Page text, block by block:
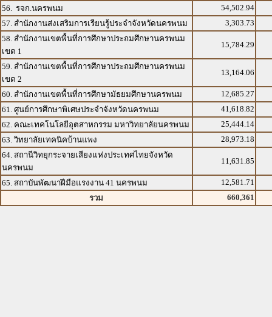
56. รจก.นครพนม
54,502.94
57. สำนักงานส่งเสริมการเรียนรู้ประจำจังหวัดนครพนม
3,303.73
58. สำนักงานเขตพื้นที่การศึกษาประถมศึกษานครพนม
เขต 1
15,784.29
59. สำนักงานเขตพื้นที่การศึกษาประถมศึกษานครพนม
เขต 2
13,164.06
60. สำนักงานเขตพื้นที่การศึกษามัธยมศึกษานครพนม
12,685.27
61. ศูนย์การศึกษาพิเศษประจำจังหวัดนครพนม
41,618.82
62. คณะเทคโนโลยีอุตสาหกรรม มหาวิทยาลัยนครพนม
25,444.14
63. วิทยาลัยเทคนิคบ้านแพง
28,973.18
64. สถานีวิทยุกระจายเสียงแห่งประเทศไทยจังหวัด
นครพนม
11,631.85
65. สถาบันพัฒนาฝีมือแรงงาน 41 นครพนม
12,581.71
รวม
660,361